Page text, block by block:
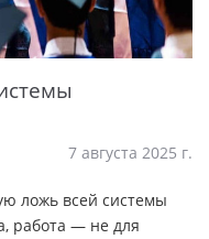
7 августа 2025 г.
ложь всей системы
работа — не для